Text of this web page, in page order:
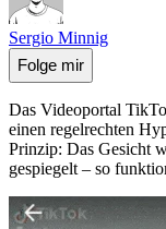
Sergio Minnig
Folge mir
Das Videoportal
einen regelrechten
Prinzip: Das Gesicht
gespiegelt – so